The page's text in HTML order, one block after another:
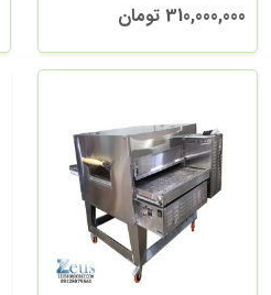
310,000,000 تومان